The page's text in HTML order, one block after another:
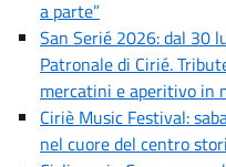
a parte”
San Serié 2026: dal 30
Patronale di Cirié.
mercatini e aperitivo in
Ciriè Music Festival:
nel cuore del centro